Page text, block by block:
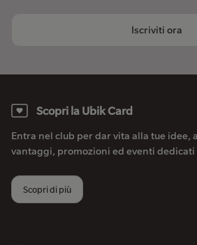
Iscriviti ora
Scopri la Ubik Card
Entra nel club per dar vita alla tue idee,
vantaggi, promozioni ed eventi dedicati
Scopri di più